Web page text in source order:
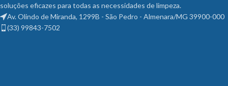
soluções eficazes para todas as necessidades de limpeza.
Av. Olindo de Miranda, 1299B - São Pedro - Almenara/MG 39900-000
(33) 99843-7502